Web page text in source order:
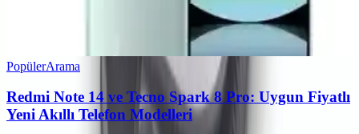
PopülerArama
Redmi Note 14 ve Tecno Spark 8 Pro: Uygun Fiyatlı
Yeni Akıllı Telefon Modelleri